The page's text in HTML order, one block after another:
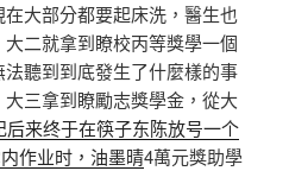
大部分都要起床洗，醫生也
二就拿到瞭校丙等獎學一個
聽到到底發生了什麼樣的事
三拿到瞭勵志獎學金，從大
后来终于在筷子东陈放号一个
作业时，油墨晴4萬元獎助學